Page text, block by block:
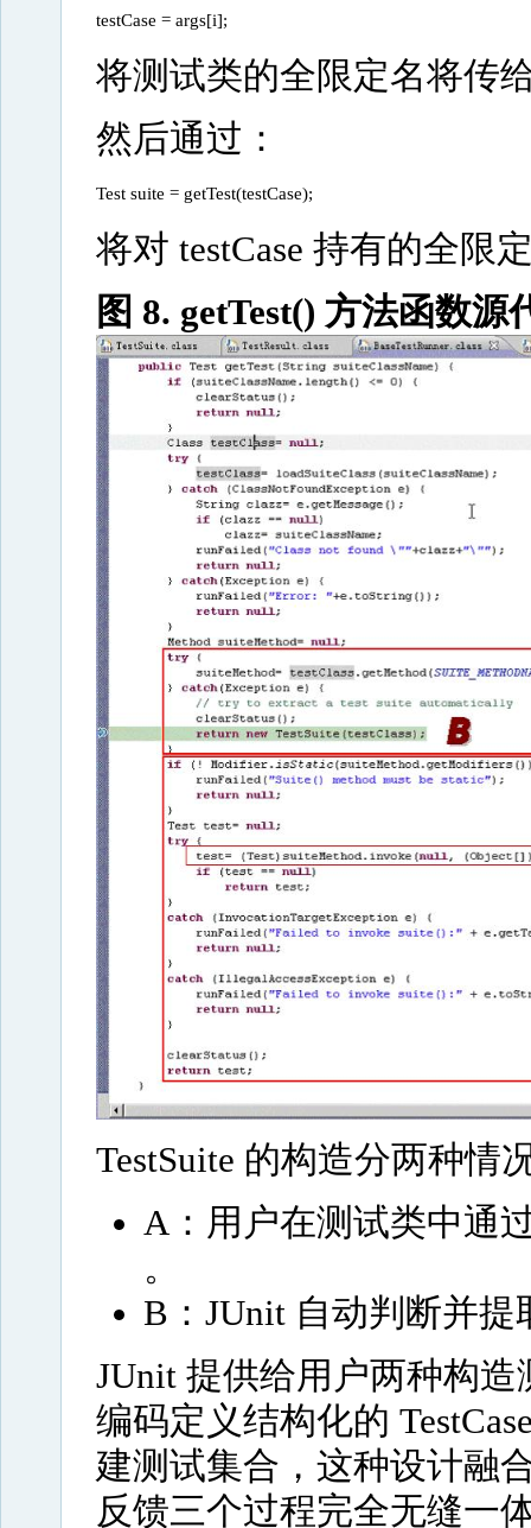
testCase = args[i];
将测试类的全限定名将传
然后通过：
Test suite = getTest(testCase);
将对 testCase 持有的全限
图 8. getTest() 方法函数源
TestSuite 的构造分两种情
A：用户在测试类中通
。
B：JUnit 自动判断并提
JUnit 提供给用户两种构
编码定义结构化的
建测试集合，这种设计融
反馈三个过程完全无缝一